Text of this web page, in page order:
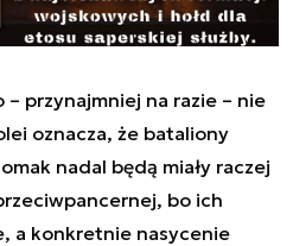
przynajmniej na razie – nie
oznacza, że bataliony
nadal będą miały raczej
bo ich
a konkretnie nasycenie